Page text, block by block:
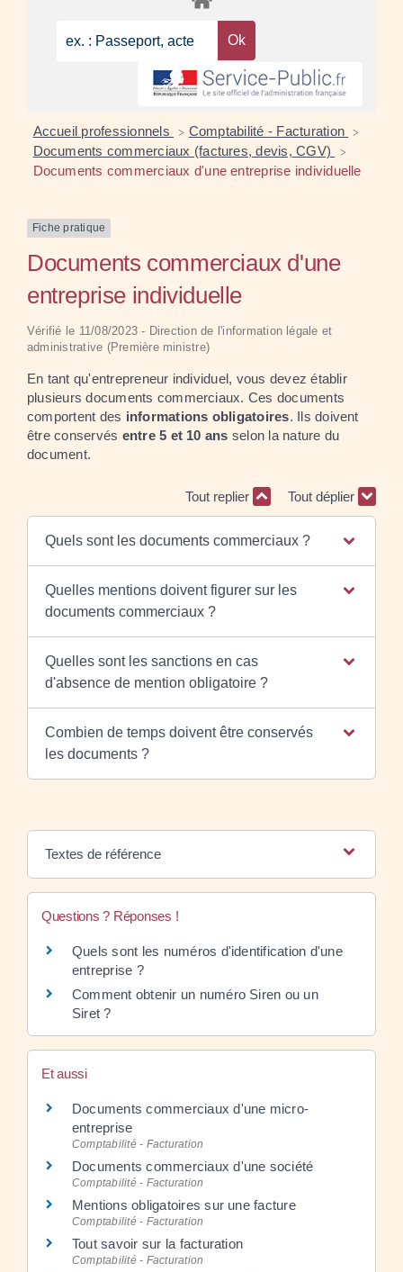
Accueil professionnels > Comptabilité - Facturation >
Documents commerciaux (factures, devis, CGV) >
Documents commerciaux d'une entreprise individuelle
Fiche pratique
Documents commerciaux d'une
entreprise individuelle
Vérifié le 11/08/2023 - Direction de l'information légale et
administrative (Première ministre)
En tant qu'entrepreneur individuel, vous devez établir
plusieurs documents commerciaux. Ces documents
comportent des informations obligatoires. Ils doivent
être conservés entre 5 et 10 ans selon la nature du
document.
Tout replier Tout déplier
Quels sont les documents commerciaux ?
Quelles mentions doivent figurer sur les
documents commerciaux ?
Quelles sont les sanctions en cas
d'absence de mention obligatoire ?
Combien de temps doivent être conservés
les documents ?
Textes de référence
Questions ? Réponses !
Quels sont les numéros d'identification d'une
entreprise ?
Comment obtenir un numéro Siren ou un
Siret ?
Et aussi
Documents commerciaux d'une micro-
entreprise
Comptabilité - Facturation
Documents commerciaux d'une société
Comptabilité - Facturation
Mentions obligatoires sur une facture
Comptabilité - Facturation
Tout savoir sur la facturation
Comptabilité - Facturation